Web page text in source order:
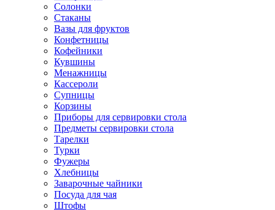
Солонки
Стаканы
Вазы для фруктов
Конфетницы
Кофейники
Кувшины
Менажницы
Кассероли
Супницы
Корзины
Приборы для сервировки стола
Предметы сервировки стола
Тарелки
Турки
Фужеры
Хлебницы
Заварочные чайники
Посуда для чая
Штофы